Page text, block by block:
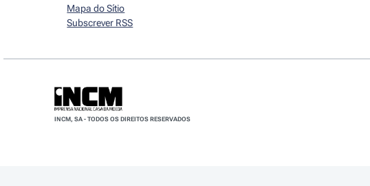
Mapa do Sítio
Subscrever RSS
INCM, SA - TODOS OS DIREITOS RESERVADOS